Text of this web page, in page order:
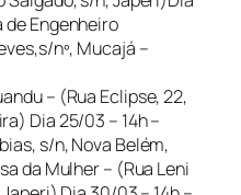
de Engenheiro
nº, Mucajá –
– (Rua Eclipse, 22,
Dia 25/03 – 14h –
s/n, Nova Belém,
da Mulher – (Rua Leni